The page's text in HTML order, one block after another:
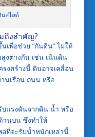
สไลด์
ถึงสำคัญ?
เพื่อช่วย “กันดิน” ไม่ให้
งต่างกัน เช่น เนินดิน
งสร้างนี้ ดินอาจเคลื่อน
นเรือน ถนน หรือ
แรงดันจากดิน น้ำ หรือ
านบน ซึ่งทำให้
อที่จะรับน้ำหนักเหล่านี้